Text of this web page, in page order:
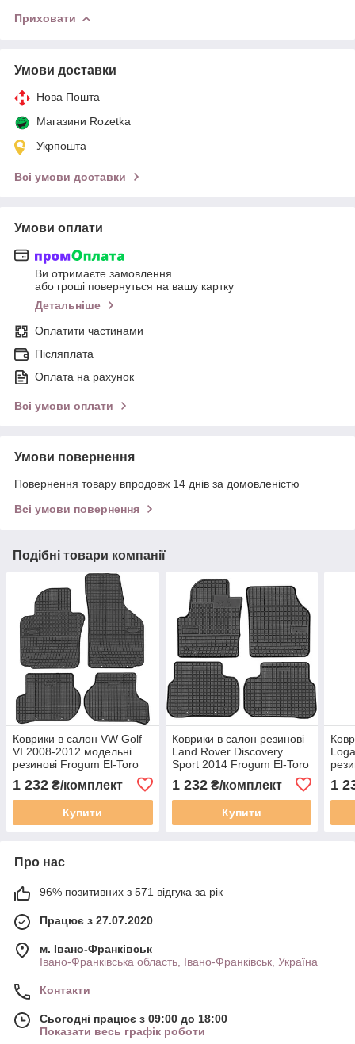
Приховати
Умови доставки
Нова Пошта
Магазини Rozetka
Укрпошта
Всі умови доставки
Умови оплати
Ви отримаєте замовлення
або гроші повернуться на вашу картку
Детальніше
Оплатити частинами
Післяплата
Оплата на рахунок
Всі умови оплати
Умови повернення
Повернення товару впродовж 14 днів за домовленістю
Всі умови повернення
Подібні товари компанії
Коврики в салон VW Golf
VI 2008-2012 модельні
резинові Frogum El-Toro
1 232 ₴/комплект
Купити
Коврики в салон резинові
Land Rover Discovery
Sport 2014 Frogum El-Toro
1 232₴/комплект
Купити
1
Про нас
96% позитивних з 571 відгука за рік
Працює з 27.07.2020
м. Івано-Франківськ
Івано-Франківська область, Івано-Франківськ, Україна
Контакти
Сьогодні працює з 09:00 до 18:00
Показати весь графік роботи